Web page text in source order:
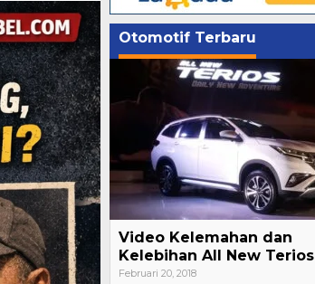
Otomotif Terbaru
Video Kelemahan dan
Kelebihan All New Terios
Februari 20, 2018